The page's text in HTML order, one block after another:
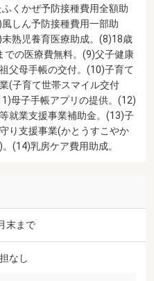
くかぜ予防接種費用全額助
しん予防接種費用一部助
未熟児養育医療助成。(8)18歳
での医療費無料。(9)父子健康
父母手帳の交付。(10)子育て
(子育て世帯スマイル交付
母子手帳アプリの提供。(12)
就業支援事業補助金。(13)子
り支援事業(かとうすこやか
(14)乳房ケア費用助成。
末まで
なし